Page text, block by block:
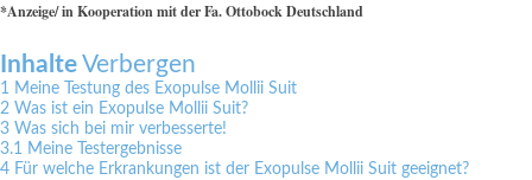
*Anzeige/ in Kooperation mit der Fa. Ottobock Deutschland
InhalteVerbergen
1 Meine Testung des Exopulse Mollii Suit
2 Was ist ein Exopulse Mollii Suit?
3 Was sich bei mir verbesserte!
3.1 Meine Testergebnisse
4 Für welche Erkrankungen ist der Exopulse Mollii Suit geeignet?